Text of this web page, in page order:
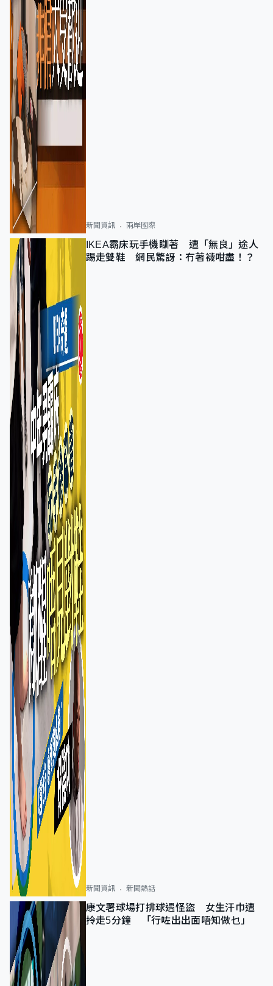
新聞資訊 兩岸國際
IKEA霸床玩手機瞓著 遭「無良」途人
踢走雙鞋 網民驚訝：冇著襪咁盡！？
新聞資訊 新聞熱話
康文署球場打排球遇怪盜 女生汗巾遭
拎走5分鐘 「行咗出出面唔知做乜」